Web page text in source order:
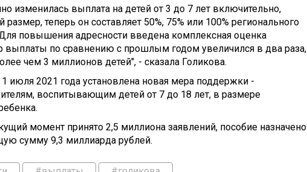
изменилась выплата на детей от 3 до 7 лет включительно,
теперь он составляет 50%, 75% или 100% регионального
повышения адресности введена комплексная оценка
выплаты по сравнению с прошлым годом увеличился в два раза,
чем 3 миллионов детей", - сказала Голикова.
июля 2021 года установлена новая мера поддержки -
воспитывающим детей от 7 до 18 лет, в размере
момент принято 2,5 миллиона заявлений, пособие назначено
сумму 9,3 миллиарда рублей.